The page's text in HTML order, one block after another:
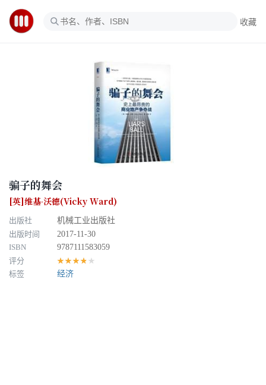
收藏
骗子的舞会
[英]维基·沃德(Vicky Ward)
出版社
机械工业出版社
出版时间
2017-11-30
ISBN
9787111583059
评分
★★★★★
标签 经济